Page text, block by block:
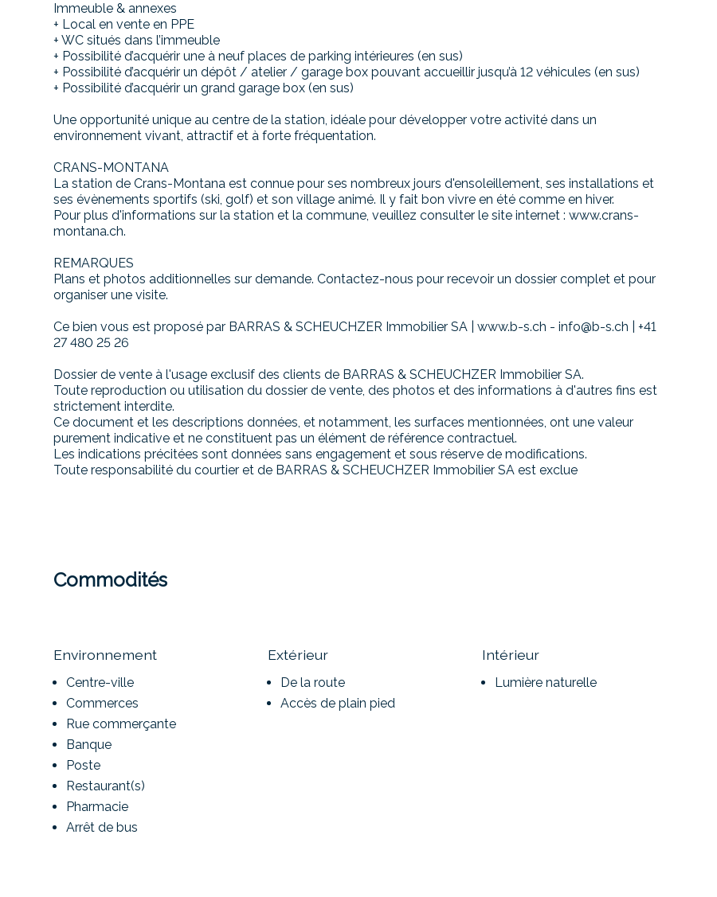
Immeuble & annexes
+ Local en vente en PPE
+ WC situés dans l’immeuble
+ Possibilité d’acquérir une à neuf places de parking intérieures (en sus)
+ Possibilité d’acquérir un dépôt / atelier / garage box pouvant accueillir jusqu’à 12 véhicules (en sus)
+ Possibilité d’acquérir un grand garage box (en sus)
Une opportunité unique au centre de la station, idéale pour développer votre activité dans un
environnement vivant, attractif et à forte fréquentation.
CRANS-MONTANA
La station de Crans-Montana est connue pour ses nombreux jours d'ensoleillement, ses installations et
ses évènements sportifs (ski, golf) et son village animé. Il y fait bon vivre en été comme en hiver.
Pour plus d'informations sur la station et la commune, veuillez consulter le site internet : www.crans-
montana.ch.
REMARQUES
Plans et photos additionnelles sur demande. Contactez-nous pour recevoir un dossier complet et pour
organiser une visite.
Ce bien vous est proposé par BARRAS & SCHEUCHZER Immobilier SA | www.b-s.ch - info@b-s.ch | +41
27 480 25 26
Dossier de vente à l'usage exclusif des clients de BARRAS & SCHEUCHZER Immobilier SA.
Toute reproduction ou utilisation du dossier de vente, des photos et des informations à d'autres fins est
strictement interdite.
Ce document et les descriptions données, et notamment, les surfaces mentionnées, ont une valeur
purement indicative et ne constituent pas un élément de référence contractuel.
Les indications précitées sont données sans engagement et sous réserve de modifications.
Toute responsabilité du courtier et de BARRAS & SCHEUCHZER Immobilier SA est exclue
Commodités
Environnement
Centre-ville
Commerces
Rue commerçante
Banque
Poste
Restaurant(s)
Pharmacie
Arrêt de bus
Extérieur
De la route
Accès de plain pied
Intérieur
Lumière naturelle